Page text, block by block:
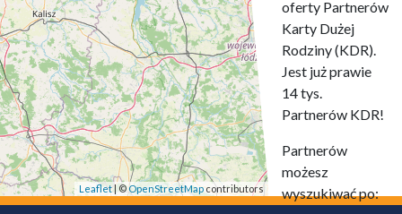
Leaflet| © OpenStreetMapcontributors
oferty Partnerów
Karty Dużej
Rodziny (KDR).
Jest już prawie
14 tys.
Partnerów KDR!
Partnerów
możesz
wyszukiwać po: